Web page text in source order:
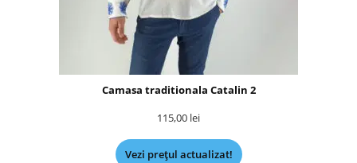
Camasa traditionala Catalin 2
115,00 lei
Vezi prețul actualizat!